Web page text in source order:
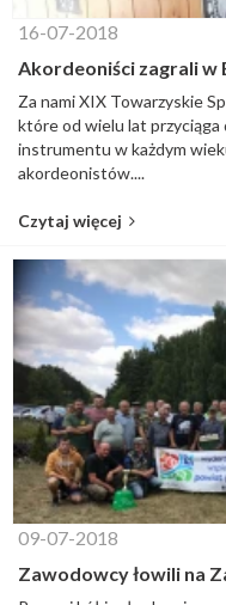
16-07-2018
Akordeoniści zagrali w
Za nami XIX Towarzyskie
które od wielu lat przyciąga
instrumentu w każdym
akordeonistów....
Czytaj więcej
09-07-2018
Zawodowcy łowili na